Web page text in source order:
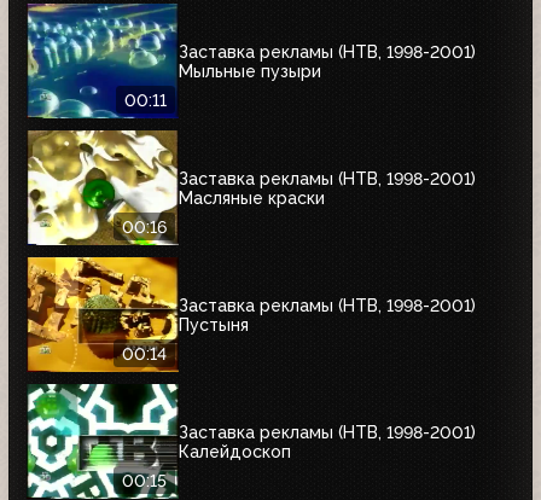
00:11
Заставка рекламы (НТВ, 1998-2001)
Мыльные пузыри
00:16
Заставка рекламы (НТВ, 1998-2001)
Масляные краски
00:14
Заставка рекламы (НТВ, 1998-2001)
Пустыня
00:15
Заставка рекламы (НТВ, 1998-2001)
Калейдоскоп